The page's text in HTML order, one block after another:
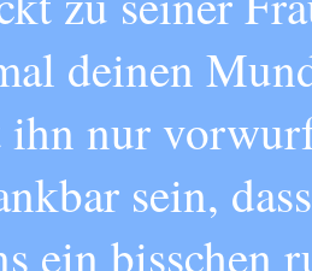
deinen
nur
sein,
ein bisschen